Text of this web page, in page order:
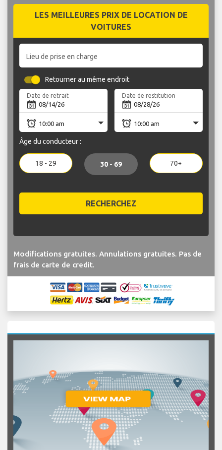
LES MEILLEURES PRIX DE LOCATION DE
VOITURES
Lieu de prise en charge
Retourner au même endroit
Date de retrait Date de restitution
Âge du conducteur :
18 - 29 30 - 69 70+
RECHERCHEZ
Modifications gratuites. Annulations gratuites. Pas de
frais de carte de credit.